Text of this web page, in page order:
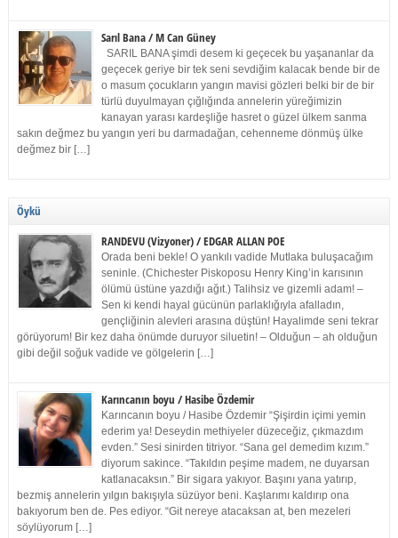
Sarıl Bana / M Can Güney
SARIL BANA şimdi desem ki geçecek bu yaşananlar da
geçecek geriye bir tek seni sevdiğim kalacak bende bir de
o masum çocukların yangın mavisi gözleri belki bir de bir
türlü duyulmayan çığlığında annelerin yüreğimizin
kanayan yarası kardeşliğe hasret o güzel ülkem sanma
sakın değmez bu yangın yeri bu darmadağan, cehenneme dönmüş ülke
değmez bir […]
Öykü
RANDEVU (Vizyoner) / EDGAR ALLAN POE
Orada beni bekle! O yankılı vadide Mutlaka buluşacağım
seninle. (Chichester Piskoposu Henry King’in karısının
ölümü üstüne yazdığı ağıt.) Talihsiz ve gizemli adam! –
Sen ki kendi hayal gücünün parlaklığıyla afalladın,
gençliğinin alevleri arasına düştün! Hayalimde seni tekrar
görüyorum! Bir kez daha önümde duruyor siluetin! – Olduğun – ah olduğun
gibi değil soğuk vadide ve gölgelerin […]
Karıncanın boyu / Hasibe Özdemir
Karıncanın boyu / Hasibe Özdemir “Şişirdin içimi yemin
ederim ya! Deseydin methiyeler düzeceğiz, çıkmazdım
evden.” Sesi sinirden titriyor. “Sana gel demedim kızım.”
diyorum sakince. “Takıldın peşime madem, ne duyarsan
katlanacaksın.” Bir sigara yakıyor. Başını yana yatırıp,
bezmiş annelerin yılgın bakışıyla süzüyor beni. Kaşlarımı kaldırıp ona
bakıyorum ben de. Pes ediyor. “Git nereye atacaksan at, ben mezeleri
söylüyorum […]